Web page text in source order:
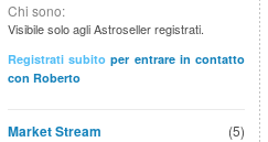
Chi sono:
Visibile solo agli Astroseller registrati.
Registrati subito per entrare in contatto
con Roberto
(5)
Market Stream